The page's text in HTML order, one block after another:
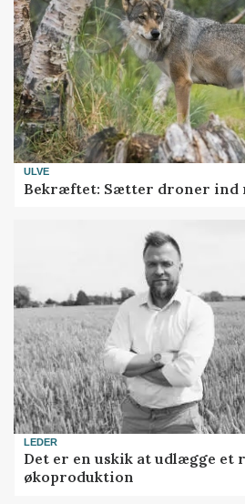
ULVE
Bekræftet: Sætter droner ind
LEDER
Det er en uskik at udlægge et
økoproduktion